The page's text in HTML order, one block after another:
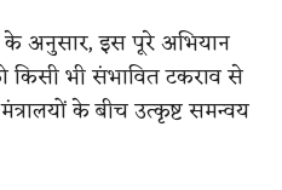
के अनुसार, इस पूरे अभियान
भी संभावित टकराव से
के बीच उत्कृष्ट समन्वय